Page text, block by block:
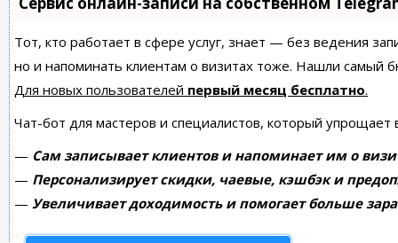
Тот, кто работает в сфере услуг, знает — без ведения
но и напоминать клиентам о визитах тоже. Нашли самый
Для новых пользователей первый месяц бесплатно.
Чат-бот для мастеров и специалистов, который упрощает
— Сам записывает клиентов и напоминает им о
— Персонализирует скидки, чаевые, кэшбэк и
— Увеличивает доходимость и помогает больше